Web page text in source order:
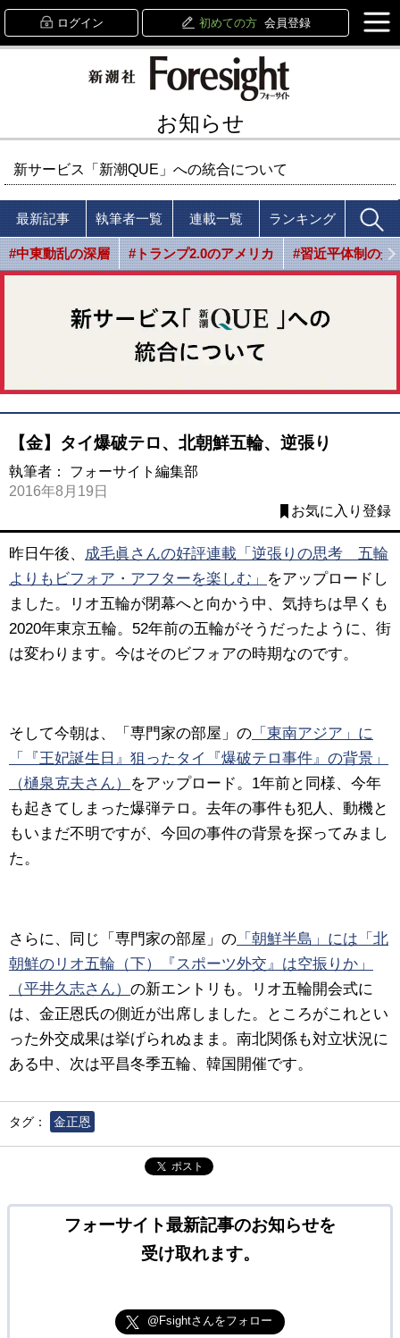
ログイン 初めての方 会員登録
お知らせ
新サービス「新潮QUE」への統合について
最新記事 執筆者一覧 連載一覧 ランキング
#中東動乱の深層 #トランプ2.0のアメリカ #習近平体制の光
【金】タイ爆破テロ、北朝鮮五輪、逆張り
執筆者： フォーサイト編集部
2016年8月19日
お気に入り登録
昨日午後、
成毛眞さんの好評連載「逆張りの思考 五輪
よりもビフォア・アフターを楽しむ」
をアップロードし
ました。リオ五輪が閉幕へと向かう中、気持ちは早くも
2020年東京五輪。52年前の五輪がそうだったように、街
は変わります。今はそのビフォアの時期なのです。
そして今朝は、「専門家の部屋」の 「東南アジア」に
「『王妃誕生日』狙ったタイ『爆破テロ事件』の背景」
（樋泉克夫さん）
をアップロード。1年前と同様、今年
も起きてしまった爆弾テロ。去年の事件も犯人、動機と
もいまだ不明ですが、今回の事件の背景を探ってみまし
た。
さらに、同じ「専門家の部屋」の 「朝鮮半島」には「北
朝鮮のリオ五輪（下）『スポーツ外交』は空振りか」
（平井久志さん） の新エントリも。リオ五輪開会式に
は、金正恩氏の側近が出席しました。ところがこれとい
った外交成果は挙げられぬまま。南北関係も対立状況に
ある中、次は平昌冬季五輪、韓国開催です。
タグ： 金正恩
ポスト
フォーサイト最新記事のお知らせを
受け取れます。
@Fsightさんをフォロー